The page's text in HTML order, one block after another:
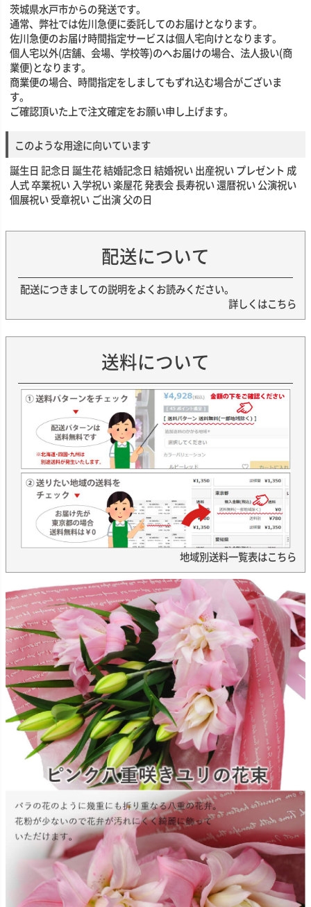
茨城県水戸市からの発送です。
通常、弊社では佐川急便に委託してのお届けとなります。
佐川急便のお届け時間指定サービスは個人宅向けとなります。
個人宅以外(店舗、会場、学校等)のへお届けの場合、法人扱い(商
業便)となります。
商業便の場合、時間指定をしましてもずれ込む場合がございま
す。
ご確認頂いた上で注文確定をお願い申し上げます。
このような用途に向いています
誕生日 記念日 誕生花 結婚記念日 結婚祝い 出産祝い プレゼント 成
人式 卒業祝い 入学祝い 楽屋花 発表会 長寿祝い 還暦祝い 公演祝い
個展祝い 受章祝い ご出演 父の日
配送について
配送につきましての説明をよくお読みください。
詳しくはこちら
送料について
地域別送料一覧表はこちら